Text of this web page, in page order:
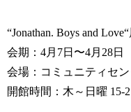
“Jonathan. Boys and
会期：4月7日〜4月28日
会場：コミュニティセン
開館時間：木～日曜 15-